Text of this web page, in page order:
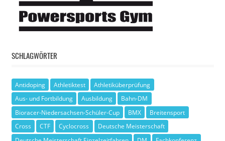
SCHLAGWÖRTER
Antidoping Athletiktest
Athletiküberprüfung
Aus- und Fortbildung
Ausbildung
Bahn-DM
Bioracer-Niedersachsen-Schüler-Cup
BMX
Breitensport
Cross
CTF Cyclocross
Deutsche Meisterschaft